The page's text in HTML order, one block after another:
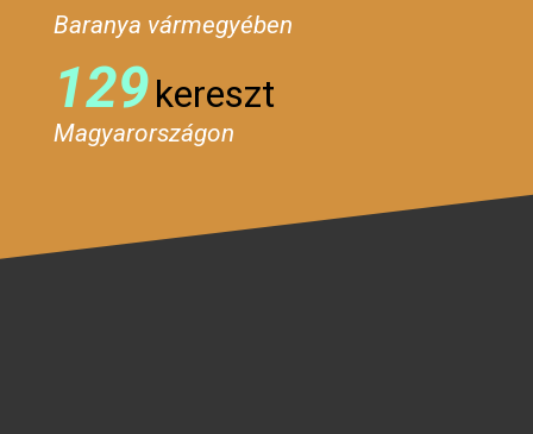
Baranya vármegyében
129kereszt
Magyarországon